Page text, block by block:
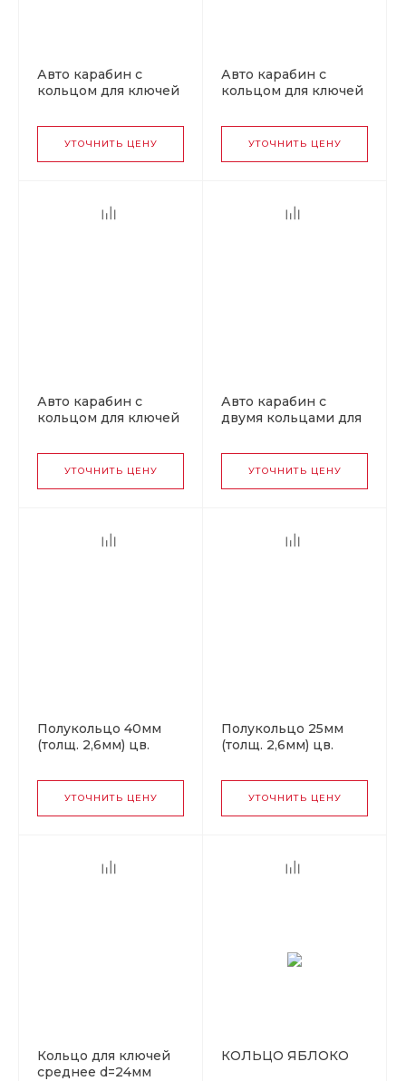
Авто карабин с
кольцом для ключей
УТОЧНИТЬ ЦЕНУ
Авто карабин с
кольцом для ключей
УТОЧНИТЬ ЦЕНУ
Авто карабин с
кольцом для ключей
УТОЧНИТЬ ЦЕНУ
Авто карабин с
двумя кольцами для
УТОЧНИТЬ ЦЕНУ
Полукольцо 40мм
(толщ. 2,6мм) цв.
УТОЧНИТЬ ЦЕНУ
Полукольцо 25мм
(толщ. 2,6мм) цв.
УТОЧНИТЬ ЦЕНУ
Кольцо для ключей
среднее d=24мм
КОЛЬЦО ЯБЛОКО